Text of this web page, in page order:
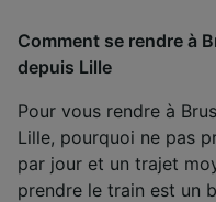
Comment se rendre à
depuis Lille
Pour vous rendre à
Lille, pourquoi ne pas
par jour et un trajet
prendre le train est un